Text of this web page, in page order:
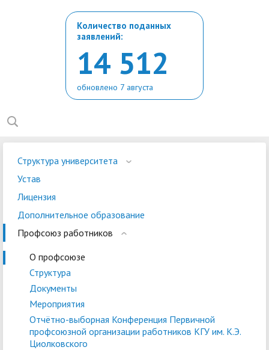
Количество поданных
заявлений:
14 512
обновлено 7 августа
Структура университета
Устав
Лицензия
Дополнительное образование
Профсоюз работников
О профсоюзе
Структура
Документы
Мероприятия
Отчётно-выборная Конференция Первичной
профсоюзной организации работников КГУ им. К.Э.
Циолковского